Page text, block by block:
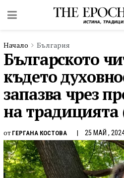
Начало България
Българското
където
запазва чрез
на традицията
от ГЕРГАНА КОСТОВА 25 МАЙ ,